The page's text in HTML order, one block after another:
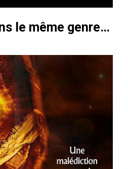
le même genre…